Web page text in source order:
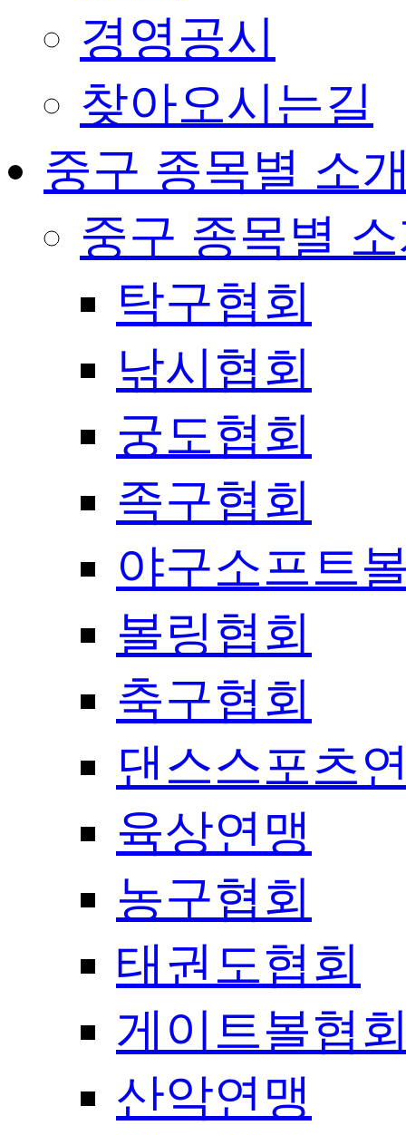
경영공시
찾아오시는길
중구 종목별 소
중구 종목별
탁구협회
낚시협회
궁도협회
족구협회
야구소프트
볼링협회
축구협회
댄스스포츠
육상연맹
농구협회
태권도협회
게이트볼협
산악연맹